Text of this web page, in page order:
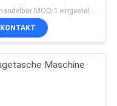
Verhandelbar MOQ:1 eingestellt/Sätze
KONTAKT
Maschine